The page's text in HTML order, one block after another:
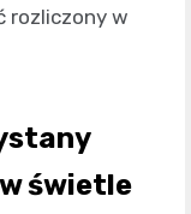
rozliczony w
świetle